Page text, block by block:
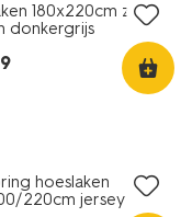
180x220cm zacht
donkergrijs
hoeslaken
220cm jersey